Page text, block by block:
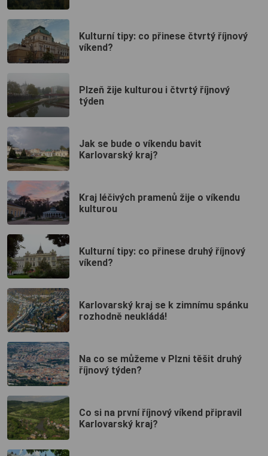
Kulturní tipy: co přinese čtvrtý říjnový
víkend?
Plzeň žije kulturou i čtvrtý říjnový
týden
Jak se bude o víkendu bavit
Karlovarský kraj?
Kraj léčivých pramenů žije o víkendu
kulturou
Kulturní tipy: co přinese druhý říjnový
víkend?
Karlovarský kraj se k zimnímu spánku
rozhodně neukládá!
Na co se můžeme v Plzni těšit druhý
říjnový týden?
Co si na první říjnový víkend připravil
Karlovarský kraj?